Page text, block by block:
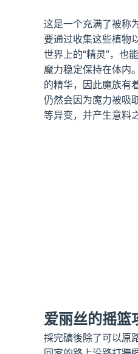
这是一个充满了被称
要通过收集这些植物
世界上的“精灵”，也
魔力稳定保持在体内
的精华，因此魔族有
仍然会因为魔力被吸
等异变，并产生意料
爱丽丝的摇篮
採完礦後除了可以原